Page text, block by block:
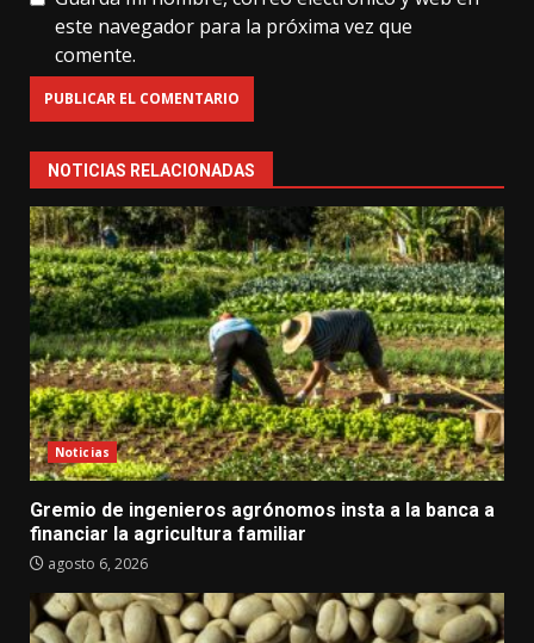
este navegador para la próxima vez que
comente.
NOTICIAS RELACIONADAS
Noticias
Gremio de ingenieros agrónomos insta a la banca a
financiar la agricultura familiar
agosto 6, 2026